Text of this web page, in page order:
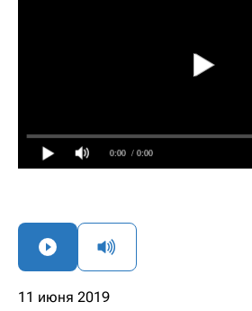
0:00 / 0:00
11 июня 2019